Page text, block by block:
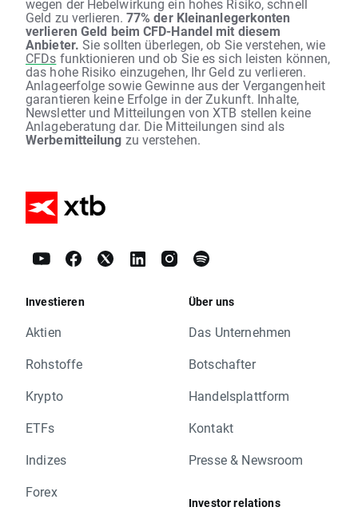
wegen der Hebelwirkung ein hohes Risiko, schnell
Geld zu verlieren. 77% der Kleinanlegerkonten
verlieren Geld beim CFD-Handel mit diesem
Anbieter. Sie sollten überlegen, ob Sie verstehen, wie
CFDs funktionieren und ob Sie es sich leisten können,
das hohe Risiko einzugehen, Ihr Geld zu verlieren.
Anlageerfolge sowie Gewinne aus der Vergangenheit
garantieren keine Erfolge in der Zukunft. Inhalte,
Newsletter und Mitteilungen von XTB stellen keine
Anlageberatung dar. Die Mitteilungen sind als
Werbemitteilung zu verstehen.
Investieren
Aktien
Rohstoffe
Krypto
ETFs
Indizes
Forex
Über uns
Das Unternehmen
Botschafter
Handelsplattform
Kontakt
Presse & Newsroom
Investor relations